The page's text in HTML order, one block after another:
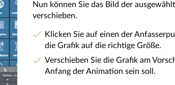
Nun können Sie das Bild der
verschieben.
Klicken Sie auf einen der
die Grafik auf die richtige Größe.
Verschieben Sie die Grafik am
Anfang der Animation sein soll.